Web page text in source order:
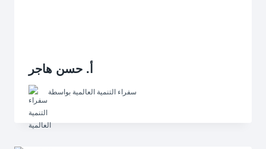
أ. حسن هاجر
بواسطة سفراء التنمية العالمية